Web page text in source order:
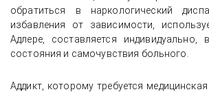
обратиться в наркологический
избавления от зависимости,
Адлере, составляется
состояния и самочувствия больного.
Аддикт, которому требуется